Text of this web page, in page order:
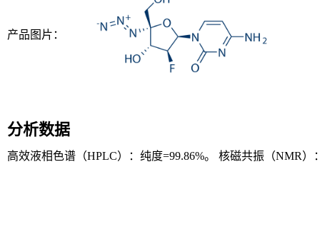
产品图片：
分析数据
高效液相色谱（HPLC）：纯度=99.86%。 核磁共振（NMR）